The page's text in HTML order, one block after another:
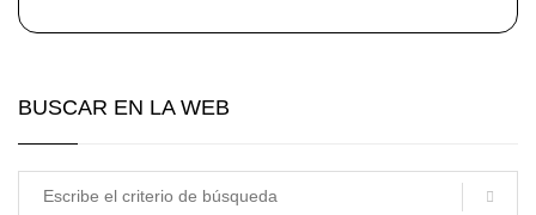
BUSCAR EN LA WEB